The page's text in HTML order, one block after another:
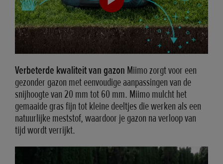
Verbeterde kwaliteit van gazon Miimo zorgt voor een
gezonder gazon met eenvoudige aanpassingen van de
snijhoogte van 20 mm tot 60 mm. Miimo mulcht het
gemaaide gras fijn tot kleine deeltjes die werken als een
natuurlijke meststof, waardoor je gazon na verloop van
tijd wordt verrijkt.